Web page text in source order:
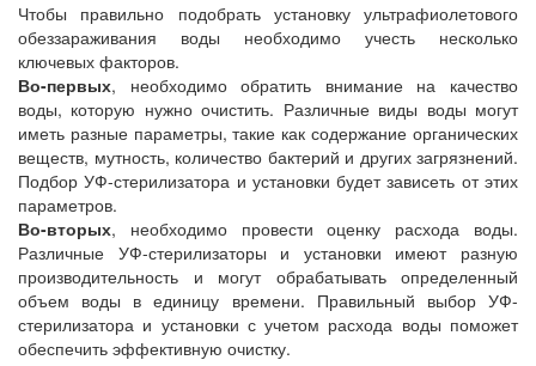
Чтобы правильно подобрать установку ультрафиолетового
обеззараживания воды необходимо учесть несколько
ключевых факторов.
Во-первых, необходимо обратить внимание на качество
воды, которую нужно очистить. Различные виды воды могут
иметь разные параметры, такие как содержание органических
веществ, мутность, количество бактерий и других загрязнений.
Подбор УФ-стерилизатора и установки будет зависеть от этих
параметров.
Во-вторых, необходимо провести оценку расхода воды.
Различные УФ-стерилизаторы и установки имеют разную
производительность и могут обрабатывать определенный
объем воды в единицу времени. Правильный выбор УФ-
стерилизатора и установки с учетом расхода воды поможет
обеспечить эффективную очистку.